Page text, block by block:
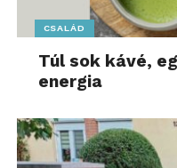
CSALÁD
Túl sok kávé,
energia